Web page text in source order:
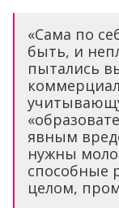
«Сама по
быть, и
пытались
явным
нужны
способные
целом,